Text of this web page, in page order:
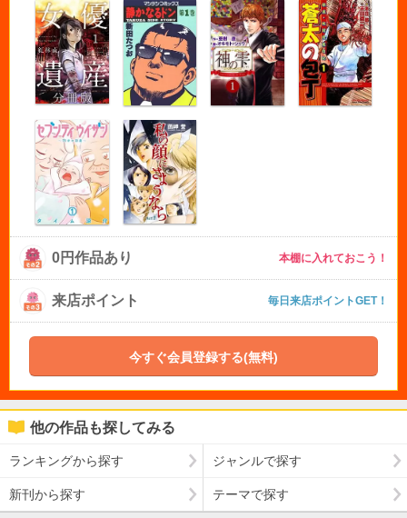
0円作品あり 本棚に入れておこう！
来店ポイント 毎日来店ポイントGET！
今すぐ会員登録する(無料)
他の作品も探してみる
ランキングから探す ジャンルで探す
新刊から探す テーマで探す